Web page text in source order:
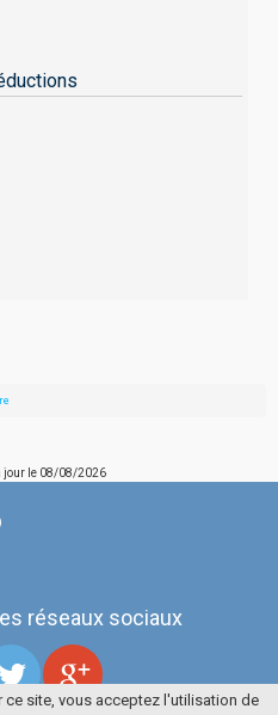
jour le 08/08/2026
réseaux sociaux
ce site, vous acceptez l'utilisation de